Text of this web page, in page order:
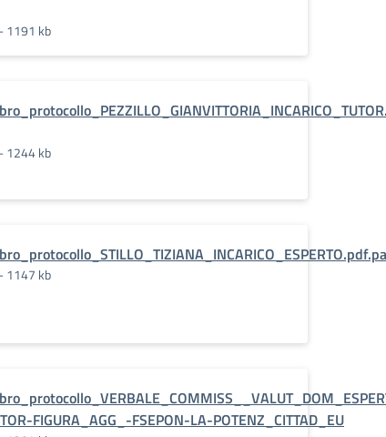
1191 kb
1244 kb
1147 kb
FIGURA_AGG_-FSEPON-LA-POTENZ_CITTAD_EU